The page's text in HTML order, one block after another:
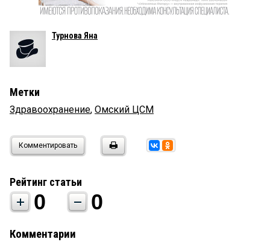
Турнова Яна
Метки
Здравоохранение, Омский ЦСМ
Комментировать
Рейтинг статьи
0 0
Комментарии